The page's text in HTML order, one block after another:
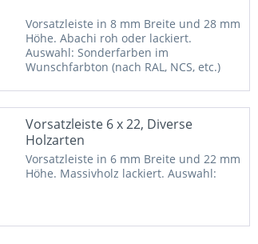
Vorsatzleiste in 8 mm Breite und 28 mm
Höhe. Abachi roh oder lackiert.
Auswahl: Sonderfarben im
Wunschfarbton (nach RAL, NCS, etc.)
Vorsatzleiste 6 x 22, Diverse
Holzarten
Vorsatzleiste in 6 mm Breite und 22 mm
Höhe. Massivholz lackiert. Auswahl: